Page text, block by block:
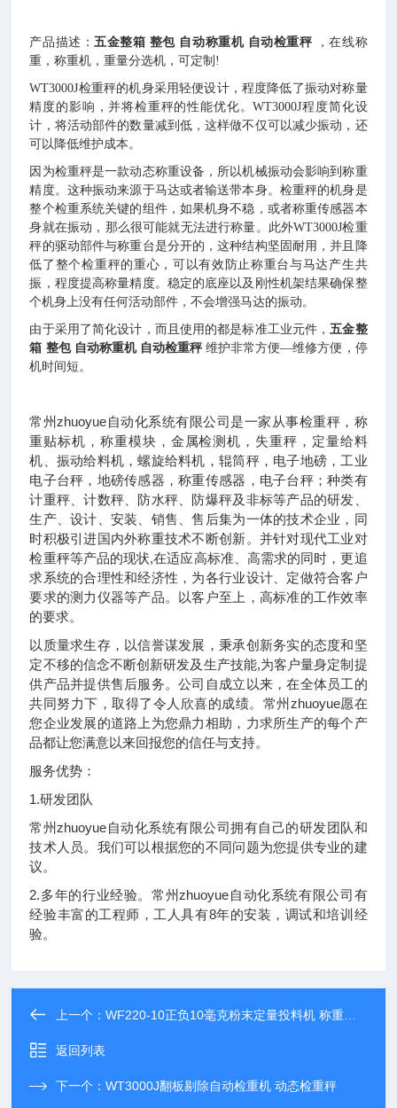
产品描述：五金整箱 整包 自动称重机 自动检重秤
，在线称
重，称重机，重量分选机，可定制 !
WT3000J检重秤的机身采用轻便设计，程度降低了振动对称量
精度的影响，并将检重秤的性能优化。WT3000J程度简化设
计，将活动部件的数量减到低，这样做不仅可以减少振动，还
可以降低维护成本。
因为检重秤是一款动态称重设备，所以机械振动会影响到称重
精度。这种振动来源于马达或者输送带本身。检重秤的机身是
整个检重系统关键的组件，如果机身不稳，或者称重传感器本
身就在振动，那么很可能就无法进行称量。此外WT3000J检重
秤的驱动部件与称重台是分开的，这种结构坚固耐用，并且降
低了整个检重秤的重心，可以有效防止称重台与马达产生共
振，程度提高称量精度。稳定的底座以及刚性机架结果确保整
个机身上没有任何活动部件，不会增强马达的振动。
由于采用了简化设计，而且使用的都是标准工业元件，五金整
箱 整包 自动称重机 自动检重秤 维护非常方便—维修方便，停
机时间短。
常州zhuoyue自动化系统有限公司是一家从事检重秤，称
重贴标机，称重模块，金属检测机，失重秤，定量给料
机、振动给料机，螺旋给料机，辊筒秤，电子地磅，工业
电子台秤，地磅传感器，称重传感器，电子台秤；种类有
计重秤、计数秤、防水秤、防爆秤及非标等产品的研发、
生产、设计、安装、销售、售后集为一体的技术企业，同
时积极引进国内外称重技术不断创新。并针对现代工业对
检重秤等产品的现状,在适应高标准、高需求的同时，更追
求系统的合理性和经济性，为各行业设计、定做符合客户
要求的测力仪器等产品。以客户至上，高标准的工作效率
的要求。
以质量求生存，以信誉谋发展，秉承创新务实的态度和坚
定不移的信念不断创新研发及生产技能,为客户量身定制提
供产品并提供售后服务。公司自成立以来，在全体员工的
共同努力下，取得了令人欣喜的成绩。常州zhuoyue愿在
您企业发展的道路上为您鼎力相助，力求所生产的每个产
品都让您满意以来回报您的信任与支持。
服务优势：
1.研发团队
常州zhuoyue自动化系统有限公司拥有自己的研发团队和
技术人员。我们可以根据您的不同问题为您提供专业的建
议。
2.多年的行业经验。常州zhuoyue自动化系统有限公司有
经验丰富的工程师，工人具有8年的安装，调试和培训经
验。
上一个：WF220-10正负10毫克粉末定量投料机 称重给料机
返回列表
下一个：WT3000J翻板剔除自动检重机 动态检重秤